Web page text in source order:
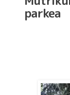
parkea